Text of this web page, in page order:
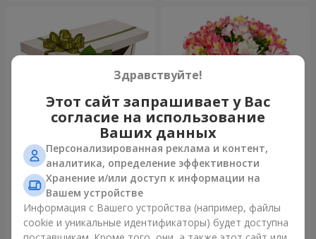
Цветы в коробке "15
розовых роз"
2 352 грн
Заказать
Букет "Сказка для двоих!"
Заказать
Здравствуйте!
Этот сайт запрашивает у Вас
согласие на использование
Ваших данных
Персонализированная реклама и контент,
аналитика, определение эффективности
Хранение и/или доступ к информации на
Вашем устройстве
Информация с Вашего устройства (например, файлы
cookie и уникальные идентификаторы) будет доступна